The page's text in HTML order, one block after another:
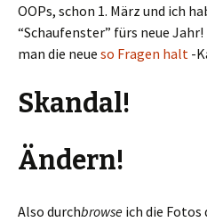
OOPs, schon 1. März und ich
“Schaufenster” fürs neue
man die neue so Fragen halt -
Skandal!
Ändern!
Also durchbrowse ich die Fotos